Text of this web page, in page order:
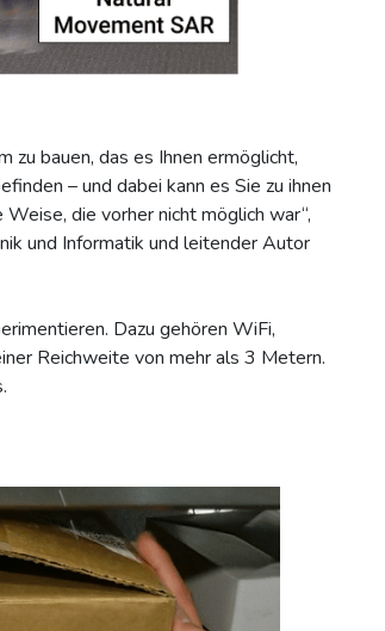
bauen, das es Ihnen ermöglicht,
– und dabei kann es Sie zu ihnen
die vorher nicht möglich war“,
und Informatik und leitender Autor
Dazu gehören WiFi,
Reichweite von mehr als 3 Metern.